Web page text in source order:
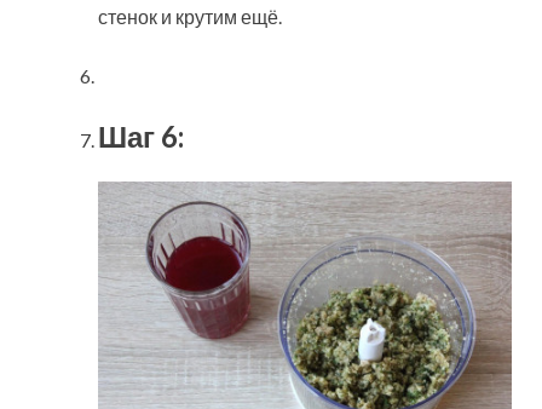
стенок и крутим ещё.
Шаг 6: